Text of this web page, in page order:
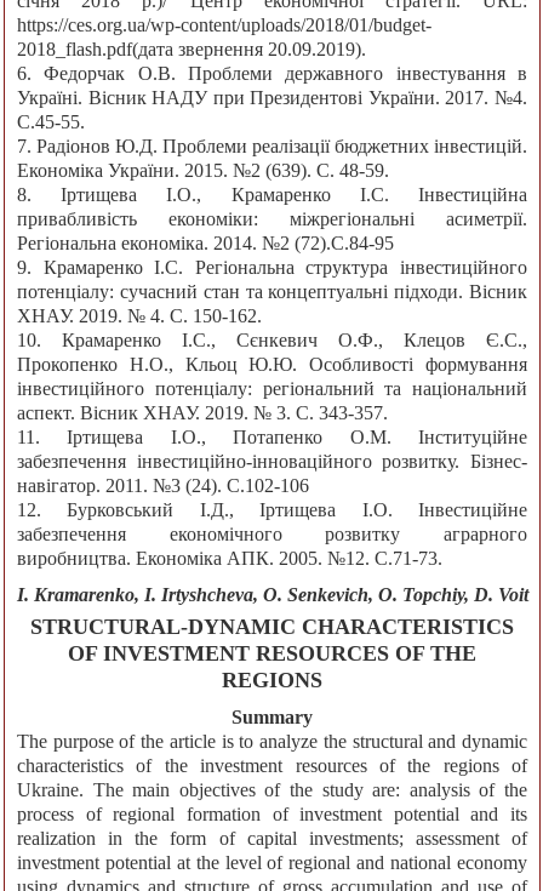
https://ces.org.ua/wp-content/uploads/2018/01/budget-
2018_flash.pdf(дата звернення 20.09.2019).
6. Федорчак О.В. Проблеми державного інвестування в
Україні. Вісник НАДУ при Президентові України. 2017. №4.
С.45-55.
7. Радіонов Ю.Д. Проблеми реалізації бюджетних інвестицій.
Економіка України. 2015. №2 (639). С. 48-59.
8. Іртищева І.О., Крамаренко І.С. Інвестиційна
привабливість економіки: міжрегіональні асиметрії.
Регіональна економіка. 2014. №2 (72).С.84-95
9. Крамаренко І.С. Регіональна структура інвестиційного
потенціалу: сучасний стан та концептуальні підходи. Вісник
ХНАУ. 2019. № 4. С. 150-162.
10. Крамаренко І.С., Сєнкевич О.Ф., Клецов Є.С.,
Прокопенко Н.О., Кльоц Ю.Ю. Особливості формування
інвестиційного потенціалу: регіональний та національний
аспект. Вісник ХНАУ. 2019. № 3. С. 343-357.
11. Іртищева І.О., Потапенко О.М. Інституційне
забезпечення інвестиційно-інноваційного розвитку. Бізнес-
навігатор. 2011. №3 (24). С.102-106
12. Бурковський І.Д., Іртищева І.О. Інвестиційне
забезпечення економічного розвитку аграрного
виробництва. Економіка АПК. 2005. №12. С.71-73.
I. Kramarenko, I. Irtyshcheva, O. Senkevich, O. Тоpсhіy, D. Voit
STRUCTURAL-DYNAMIC CHARACTERISTICS
OF INVESTMENT RESOURCES OF THE
REGIONS
Summary
The purpose of the article is to analyze the structural and dynamic
characteristics of the investment resources of the regions of
Ukraine. The main objectives of the study are: analysis of the
process of regional formation of investment potential and its
realization in the form of capital investments; assessment of
investment potential at the level of regional and national economy
using dynamics and structure of gross accumulation and use of